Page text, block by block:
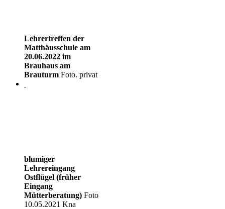
Lehrertreffen der
Matthäusschule am
20.06.2022 im
Brauhaus am
Brauturm Foto. privat
blumiger
Lehrereingang
Ostflügel (früher
Eingang
Mütterberatung) Foto
10.05.2021 Kna